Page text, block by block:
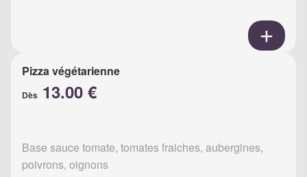
Pizza végétarienne
Dès 13.00 €
Base sauce tomate, tomates fraiches, aubergines,
poivrons, oignons